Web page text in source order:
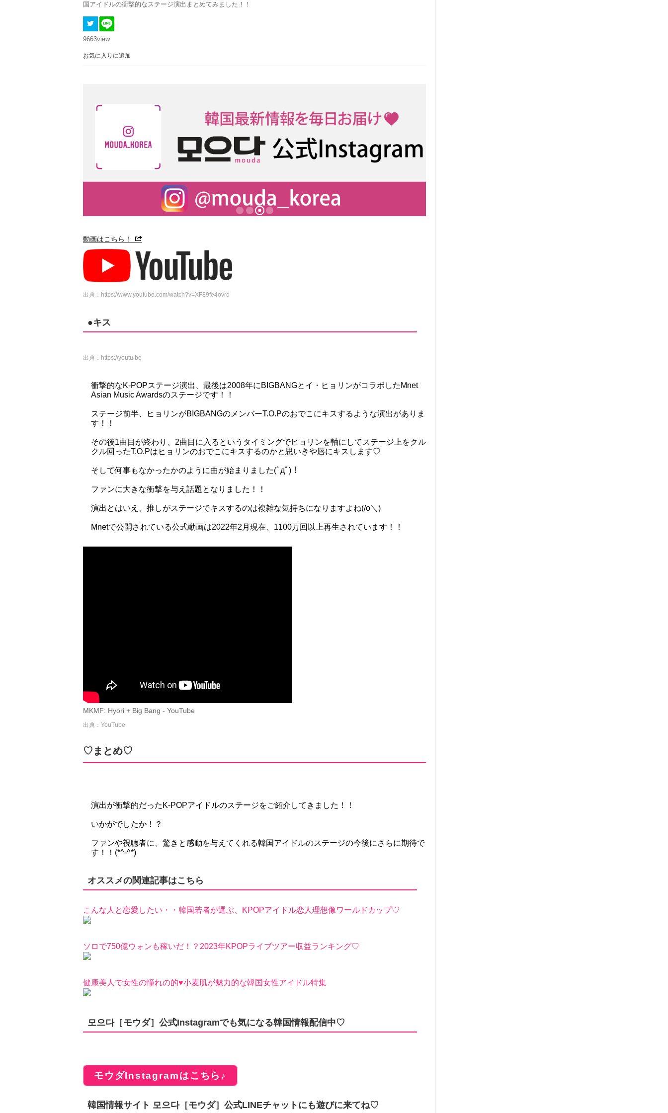
国アイドルの衝撃的なステージ演出まとめてみました！！
9663view
お気に入りに追加
動画はこちら！
出典：https://www.youtube.com/watch?v=XF89fe4ovro
●キス
出典： https://youtu.be
衝撃的なK-POPステージ演出、最後は2008年にBIGBANGとイ・ヒョリンがコラボしたMnet
Asian Music Awardsのステージです！！
ステージ前半、ヒョリンがBIGBANGのメンバーT.O.Pのおでこにキスするような演出がありま
す！！
その後1曲目が終わり、2曲目に入るというタイミングでヒョリンを軸にしてステージ上をクル
クル回ったT.O.Pはヒョリンのおでこにキスするのかと思いきや唇にキスします♡
そして何事もなかったかのように曲が始まりました(ﾟдﾟ)！
ファンに大きな衝撃を与え話題となりました！！
演出とはいえ、推しがステージでキスするのは複雑な気持ちになりますよね(/o＼)
Mnetで公開されている公式動画は2022年2月現在、1100万回以上再生されています！！
MKMF: Hyori + Big Bang - YouTube
出典：YouTube
♡まとめ♡
演出が衝撃的だったK-POPアイドルのステージをご紹介してきました！！
いかがでしたか！？
ファンや視聴者に、驚きと感動を与えてくれる韓国アイドルのステージの今後にさらに期待で
す！！(*^-^*)
オススメの関連記事はこちら
こんな人と恋愛したい・・韓国若者が選ぶ、KPOPアイドル恋人理想像ワールドカップ♡
ソロで750億ウォンも稼いだ！？2023年KPOPライブツアー収益ランキング♡
健康美人で女性の憧れの的♥小麦肌が魅力的な韓国女性アイドル特集
모으다［モウダ］公式Instagramでも気になる韓国情報配信中♡
モウダInstagramはこちら♪
韓国情報サイト 모으다［モウダ］公式LINEチャットにも遊びに来てね♡